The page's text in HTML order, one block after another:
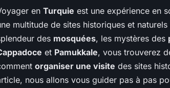
une
en Turquie
en Turquie est une expérience en
multitude de sites historiques et
des mosquées, les mystères des
et Pamukkale, vous trouverez
organiser une visite des sites
nous allons vous guider pas à pas